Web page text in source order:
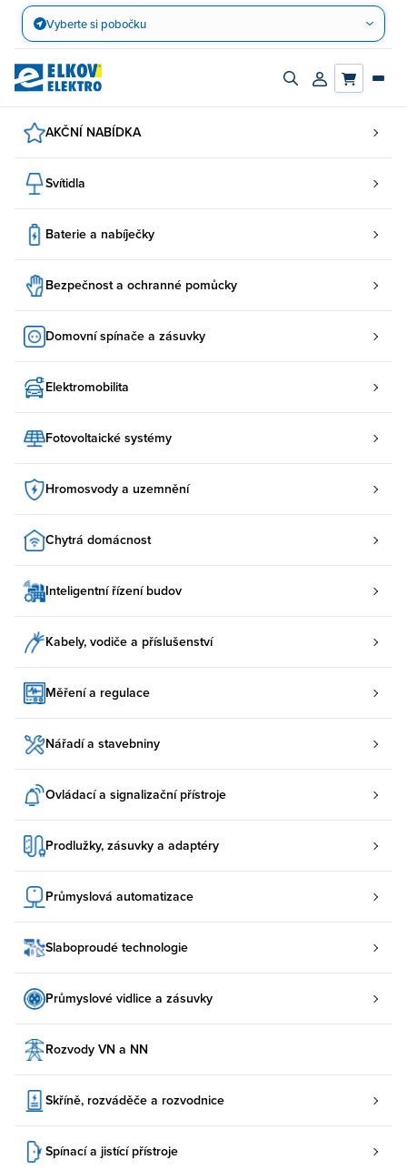
Přejít
obsah
Vyberte si pobočku
Zapnout/vypnout
Přihlásit/
AKČNÍ NABÍDKA
Svítidla
Baterie a nabíječky
Bezpečnost a ochranné pomůcky
Domovní spínače a zásuvky
Elektromobilita
Fotovoltaické systémy
Hromosvody a uzemnění
Chytrá domácnost
Inteligentní řízení budov
Kabely, vodiče a příslušenství
Měření a regulace
Nářadí a stavebniny
Ovládací a signalizační přístroje
Prodlužky, zásuvky a adaptéry
Průmyslová automatizace
Slaboproudé technologie
Průmyslové vidlice a zásuvky
Rozvody VN a NN
Skříně, rozváděče a rozvodnice
Spínací a jistící přístroje